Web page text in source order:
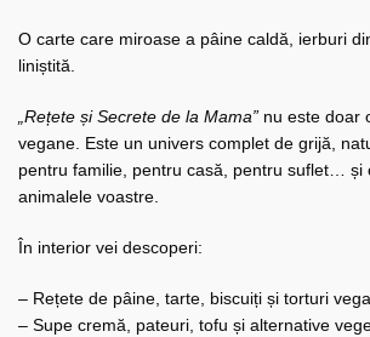
O carte care miroase a pâine caldă, ierburi
liniștită.
„Rețete și Secrete de la Mama” nu este doar
vegane. Este un univers complet de grijă,
pentru familie, pentru casă, pentru suflet… și
animalele voastre.
În interior vei descoperi:
– Rețete de pâine, tarte, biscuiți și torturi
– Supe cremă, pateuri, tofu și alternative